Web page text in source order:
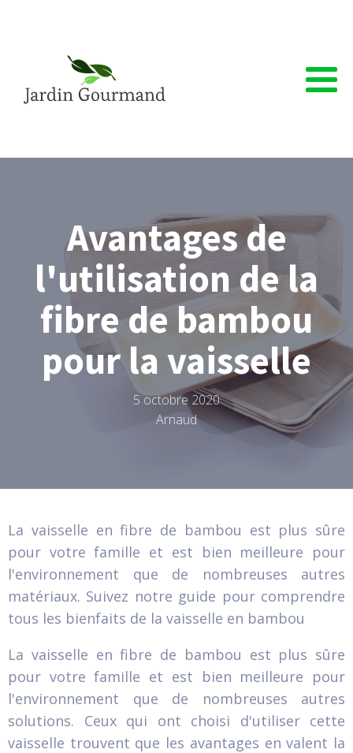
Avantages de
l'utilisation de la
fibre de bambou
pour la vaisselle
5 octobre 2020
Arnaud
La vaisselle en fibre de bambou est plus sûre
pour votre famille et est bien meilleure pour
l'environnement que de nombreuses autres
matériaux. Suivez notre guide pour comprendre
tous les bienfaits de la vaisselle en bambou
La vaisselle en fibre de bambou est plus sûre
pour votre famille et est bien meilleure pour
l'environnement que de nombreuses autres
solutions. Ceux qui ont choisi d'utiliser cette
vaisselle trouvent que les avantages en valent la